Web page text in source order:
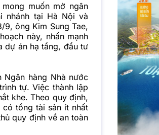
muốn mở ngân
nhánh tại Hà Nội và
ông Kim Sung Tae,
này, nhấn mạnh
dự án hạ tầng, đầu tư
hàng Nhà nước
tự. Việc thành lập
khe. Theo quy định,
tổng tài sản ít nhất
quy định về an toàn